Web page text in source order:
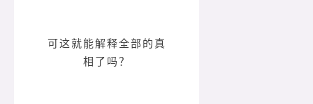
可这就能解释全部的真
相了吗？